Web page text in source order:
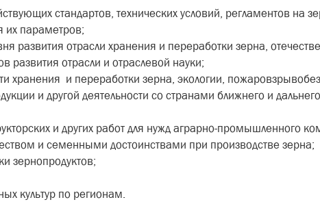
стандартов, технических условий, регламентов на
их параметров;
развития отрасли хранения и переработки зерна,
развития отрасли и отраслевой науки;
хранения и переработки зерна, экологии,
и другой деятельности со странами ближнего и
и других работ для нужд аграрно-промышленного
и семенными достоинствами при производстве зерна;
зернопродуктов;
культур по регионам.